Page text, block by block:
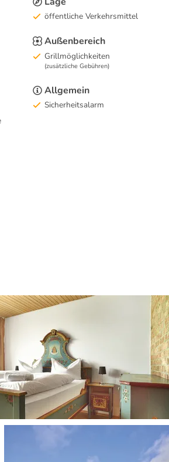
öffentliche Verkehrsmittel
Außenbereich
Grillmöglichkeiten
(zusätzliche Gebühren)
Allgemein
Sicherheitsalarm